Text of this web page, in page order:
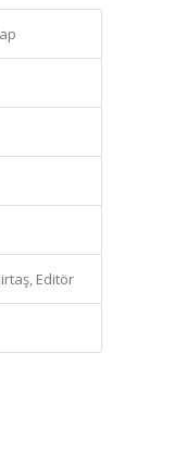
Editör